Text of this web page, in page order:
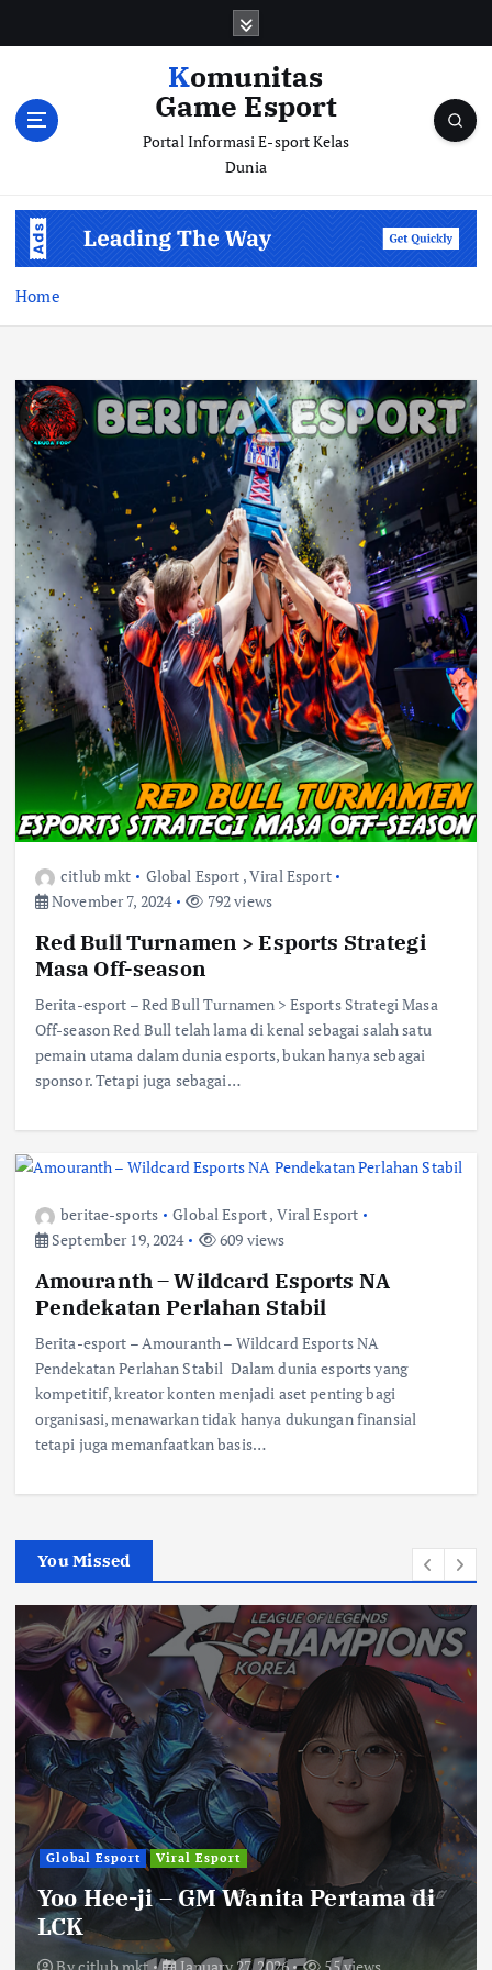
Komunitas
Game Esport
Portal Informasi E-sport Kelas
Dunia
Home
citlub mkt Global Esport ,Viral Esport
November 7, 2024
792 views
Red Bull Turnamen > Esports Strategi
Masa Off-season
Berita-esport – Red Bull Turnamen > Esports Strategi Masa
Off-season Red Bull telah lama di kenal sebagai salah satu
pemain utama dalam dunia esports, bukan hanya sebagai
sponsor. Tetapi juga sebagai…
beritae-sports Global Esport, Viral Esport
September 19, 2024
609 views
Amouranth – Wildcard Esports NA
Pendekatan Perlahan Stabil
Berita-esport – Amouranth – Wildcard Esports NA
Pendekatan Perlahan Stabil Dalam dunia esports yang
kompetitif, kreator konten menjadi aset penting bagi
organisasi, menawarkan tidak hanya dukungan finansial
tetapi juga memanfaatkan basis…
You Missed
Global Esport Viral Esport
Yoo Hee-ji – GM Wanita Pertama di
LCK